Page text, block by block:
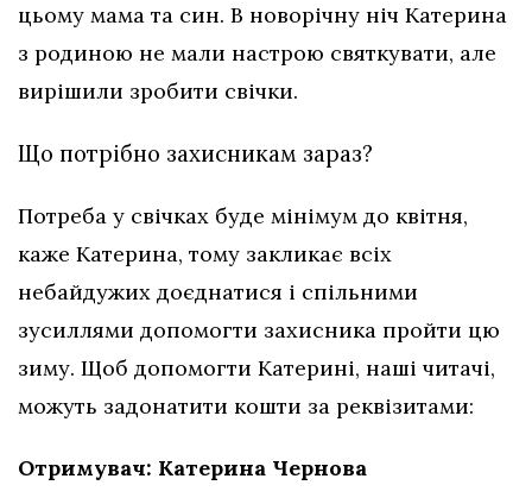
цьому мама та син. В новорічну ніч Катерина
з родиною не мали настрою святкувати, але
вирішили зробити свічки.
Що потрібно захисникам зараз?
Потреба у свічках буде мінімум до квітня,
каже Катерина, тому закликає всіх
небайдужих доєднатися і спільними
зусиллями допомогти захисника пройти цю
зиму. Щоб допомогти Катерині, наші читачі,
можуть задонатити кошти за реквізитами:
Отримувач: Катерина Чернова